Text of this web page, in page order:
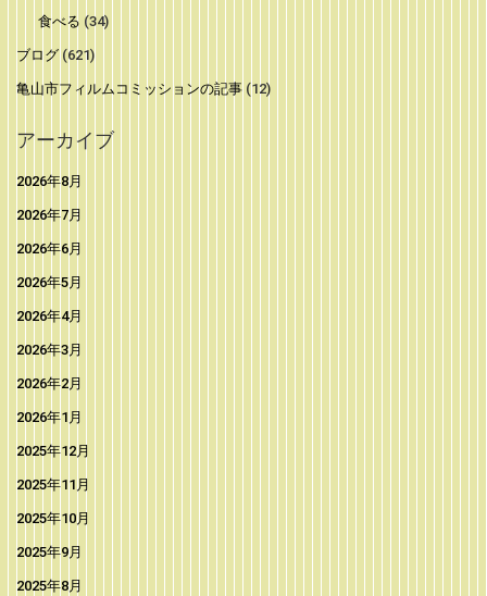
食べる (34)
ブログ (621)
亀山市フィルムコミッションの記事 (12)
アーカイブ
2026年8月
2026年7月
2026年6月
2026年5月
2026年4月
2026年3月
2026年2月
2026年1月
2025年12月
2025年11月
2025年10月
2025年9月
2025年8月